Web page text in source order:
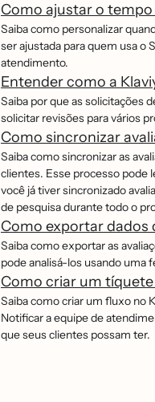
Como ajustar o
Saiba como personalizar
ser ajustada para quem usa o
atendimento.
Entender como a
Saiba por que as solicitações
solicitar revisões para vários
Como sincronizar
Saiba como sincronizar as
clientes. Esse processo pode
você já tiver sincronizado
de pesquisa durante todo o
Como exportar dados
Saiba como exportar as
pode analisá-los usando uma
Como criar um
Saiba como criar um fluxo no
Notificar a equipe de
que seus clientes possam ter.